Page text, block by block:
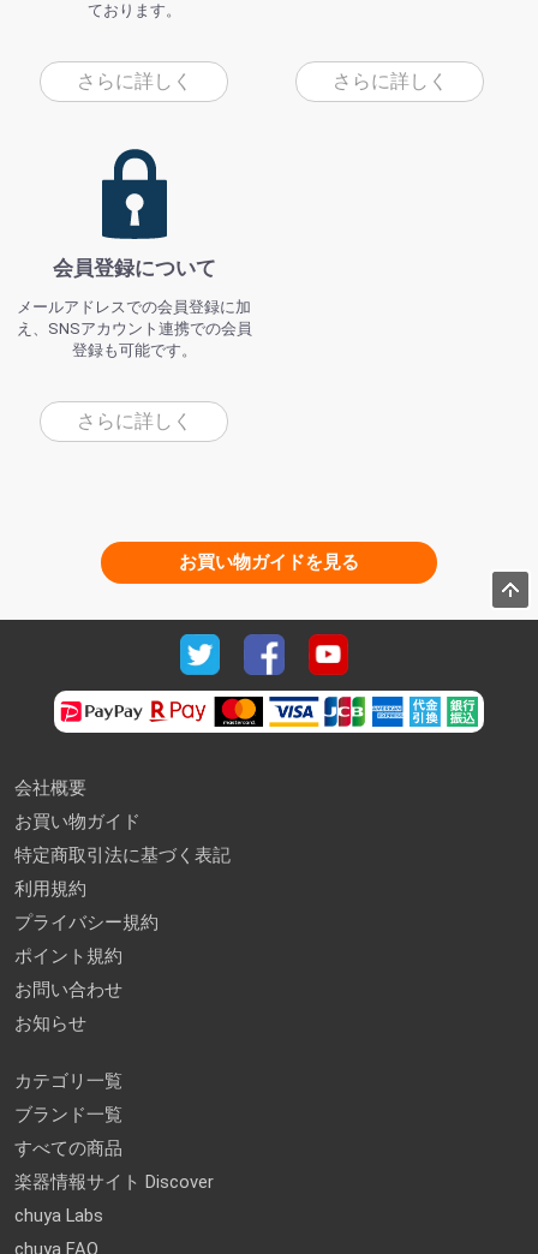
ております。
さらに詳しく さらに詳しく
会員登録について
メールアドレスでの会員登録に加
え、SNSアカウント連携での会員
登録も可能です。
さらに詳しく
お買い物ガイドを見る
会社概要
お買い物ガイド
特定商取引法に基づく表記
利用規約
プライバシー規約
ポイント規約
お問い合わせ
お知らせ
カテゴリ一覧
ブランド一覧
すべての商品
楽器情報サイト Discover
chuya Labs